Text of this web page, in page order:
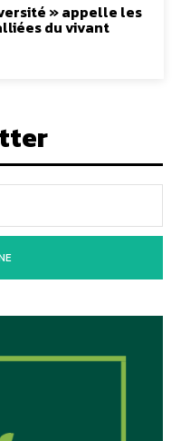
» appelle les
du vivant